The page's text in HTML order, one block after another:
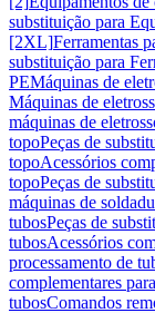
substituição para
[2XL]Ferramentas
substituição para
PEMáquinas de
Máquinas de
máquinas de
topoPeças de
topoAcessórios
topoPeças de
máquinas de
tubosPeças de
tubosAcessórios
processamento de
complementares
tubosComandos